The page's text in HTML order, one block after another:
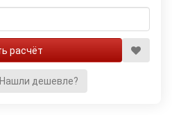
Нашли дешевле?